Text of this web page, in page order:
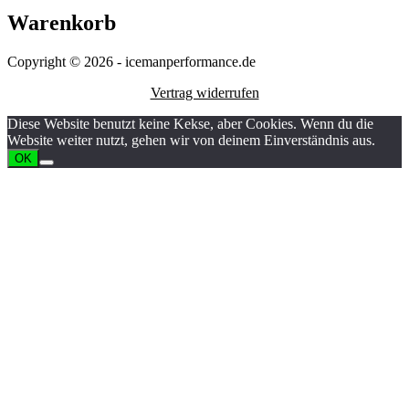
Warenkorb
Copyright © 2026 - icemanperformance.de
Vertrag widerrufen
Diese Website benutzt keine Kekse, aber Cookies. Wenn du die
Website weiter nutzt, gehen wir von deinem Einverständnis aus.
OK